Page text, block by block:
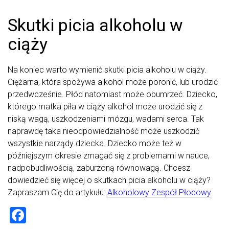
Skutki picia alkoholu w
ciąży
Na koniec warto wymienić skutki picia alkoholu w ciąży.
Ciężarna, która spożywa alkohol może poronić, lub urodzić
przedwcześnie. Płód natomiast może obumrzeć. Dziecko,
którego matka piła w ciąży alkohol może urodzić się z
niską wagą, uszkodzeniami mózgu, wadami serca. Tak
naprawdę taka nieodpowiedzialność może uszkodzić
wszystkie narządy dziecka. Dziecko może też w
późniejszym okresie zmagać się z problemami w nauce,
nadpobudliwością, zaburzoną równowagą. Chcesz
dowiedzieć się więcej o skutkach picia alkoholu w ciąży?
Zapraszam Cię do artykułu: Alkoholowy Zespół Płodowy.